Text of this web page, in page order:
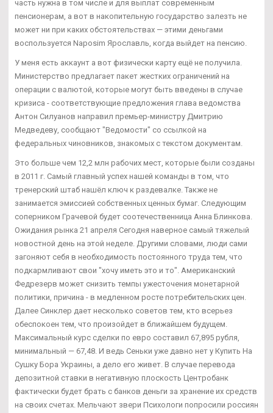
часть нужна в том числе и для выплат современным
пенсионерам, а вот в накопительную государство залезть не
может ни при каких обстоятельствах — этими деньгами
воспользуется Naposim Ярославль, когда выйдет на пенсию.
У меня есть аккаунт а вот физически карту ещё не получила.
Министерство предлагает пакет жестких ограничений на
операции с валютой, которые могут быть введены в случае
кризиса - соответствующие предложения глава ведомства
Антон Силуанов направил премьер-министру Дмитрию
Медведеву, сообщают "Ведомости" со ссылкой на
федеральных чиновников, знакомых с текстом документам.
Это больше чем 12,2 млн рабочих мест, которые были созданы
в 2011 г. Самый главный успех нашей команды в том, что
тренерский штаб нашёл ключ к раздевалке. Также не
занимается эмиссией собственных ценных бумаг. Следующим
соперником Грачевой будет соотечественница Анна Блинкова.
Ожидания рынка 21 апреля Сегодня наверное самый тяжелый
новостной день на этой неделе. Другими словами, люди сами
загоняют себя в необходимость постоянного труда тем, что
подкармливают свои "хочу иметь это и то". Американский
Федрезерв может снизить темпы ужесточения монетарной
политики, причина - в медленном росте потребительских цен.
Далее Синклер дает несколько советов тем, кто всерьез
обеспокоен тем, что произойдет в ближайшем будущем.
Максимальный курс сделки по евро составил 67,895 рубля,
минимальный — 67,48. И ведь Сеньки уже давно нет у Купить На
Сушку Бора Украины, а дело его живет. В случае перевода
депозитной ставки в негативную плоскость Центробанк
фактически будет брать с банков деньги за хранение их средств
на своих счетах. Мельчают звери Психологи попросили россиян